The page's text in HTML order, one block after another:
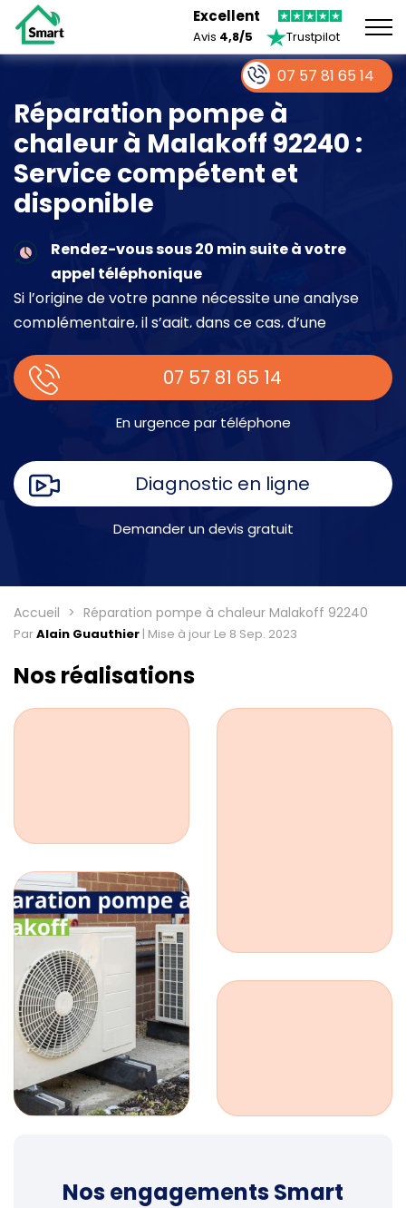
Excellent
Avis 4,8/5 Trustpilot
Réparation pompe à
chaleur à Malakoff 92240 :
Service compétent et
disponible
Rendez-vous sous 20 min suite à votre
appel téléphonique
Si l’origine de votre panne nécessite une analyse
complémentaire, il s’agit, dans ce cas, d’une
place.
07 57 81 65 14
En urgence par téléphone
Diagnostic en ligne
Demander un devis gratuit
Accueil Réparation pompe à chaleur Malakoff 92240
ParAlain Guauthier | Mise à jour Le 8 Sep. 2023
Nos réalisations
Nos engagements Smart
07 57 81 65 14